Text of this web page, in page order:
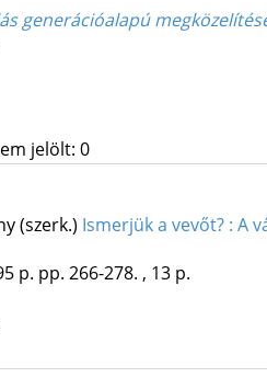
generációalapú
jelölt: 0
(szerk.) Ismerjük a vevőt? : A
p. pp. 266-278. , 13 p.